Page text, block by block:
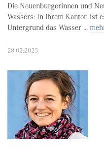
Die Neuenburgerinnen und
Wassers: In ihrem Kanton ist
Untergrund das Wasser ...
28.02.2025